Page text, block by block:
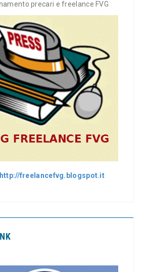
precari e freelance FVG
http://freelancefvg.blogspot.it